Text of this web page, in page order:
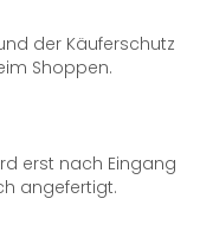
der Käuferschutz
Shoppen.
erst nach Eingang
angefertigt.